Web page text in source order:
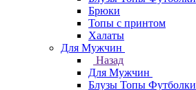
Брюки
Топы с принтом
Халаты
Для Мужчин
Назад
Для Мужчин
Блузы Топы Футболки